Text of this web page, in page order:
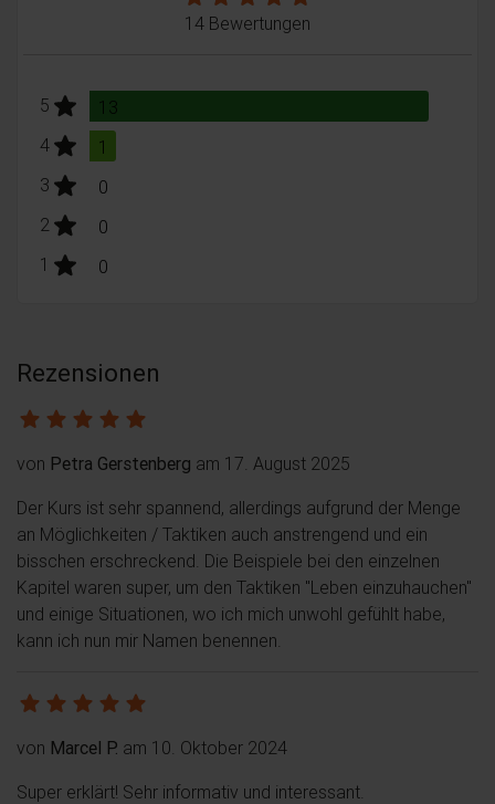
14 Bewertungen
5 stars: 13
Bewertungen
4stars: 1Bewertungen
3 stars: 0
Bewertungen
2 stars: 0
Bewertungen
1 stars: 0
Bewertungen
Rezensionen
von Petra Gerstenberg am 17. August 2025
Der Kurs ist sehr spannend, allerdings aufgrund der Menge
an Möglichkeiten / Taktiken auch anstrengend und ein
bisschen erschreckend. Die Beispiele bei den einzelnen
Kapitel waren super, um den Taktiken "Leben einzuhauchen"
und einige Situationen, wo ich mich unwohl gefühlt habe,
kann ich nun mir Namen benennen.
von Marcel P. am 10. Oktober 2024
Super erklärt! Sehr informativ und interessant.